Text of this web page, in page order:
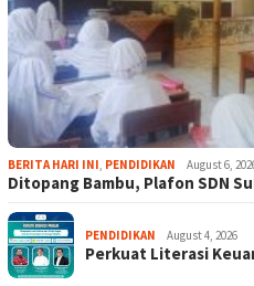
BERITA HARI INI, PENDIDIKAN August 6,
Ditopang Bambu, Plafon SDN
PENDIDIKAN August 4, 2026
Perkuat Literasi